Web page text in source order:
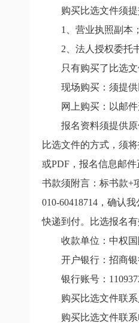
购买比选文件须
1
、营业执照副本
2 、法人授权委
只有购买了比选
现场购买：须提
网上购买： 以邮
报名资料须提供
比选文件的方式，须
或PDF ，报名信息邮
书款须附言：标书款+
010-60418714 ，确认
快递到付。比选报名
收款单位：中权
开户银行：招商
银行账号：
购买比选文件联
购买比选文件联系